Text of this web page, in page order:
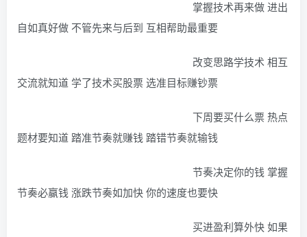
掌握技术再来做 进出
自如真好做 不管先来与后到 互相帮助最重要
改变思路学技术 相互
交流就知道 学了技术买股票 选准目标赚钞票
下周要买什么票 热点
题材要知道 踏准节奏就赚钱 踏错节奏就输钱
节奏决定你的钱 掌握
节奏必赢钱 涨跌节奏如加快 你的速度也要快
买进盈利算外快 如果